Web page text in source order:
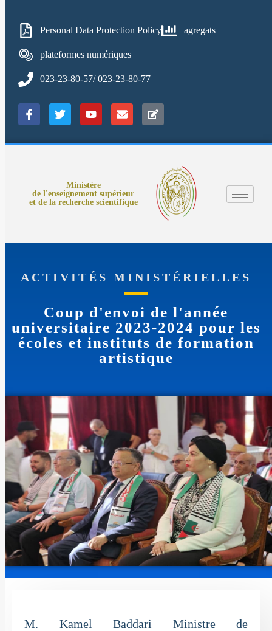
Personal Data Protection Policy agregats
plateformes numériques
023-23-80-57/ 023-23-80-77
Ministère
de l'enseignement supérieur
et de la recherche scientifique
ACTIVITÉS MINISTÉRIELLES
Coup d'envoi de l'année
universitaire 2023-2024 pour les
écoles et instituts de formation
artistique
M. Kamel Baddari Ministre de